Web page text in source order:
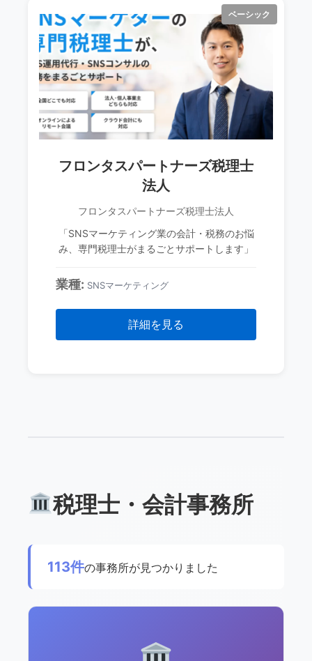
ベーシック
フロンタスパートナーズ税理士
法人
フロンタスパートナーズ税理士法人
「SNSマーケティング業の会計・税務のお悩
み、専門税理士がまるごとサポートします」
業種: SNSマーケティング
詳細を見る
税理士・会計事務所
113件の事務所が見つかりました